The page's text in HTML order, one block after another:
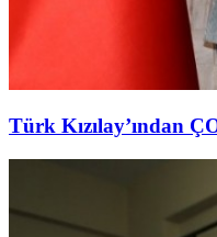
Türk Kızılay’ından